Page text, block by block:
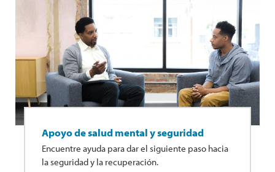
Apoyo de salud mental y seguridad
Encuentre ayuda para dar el siguiente paso hacia
la seguridad y la recuperación.